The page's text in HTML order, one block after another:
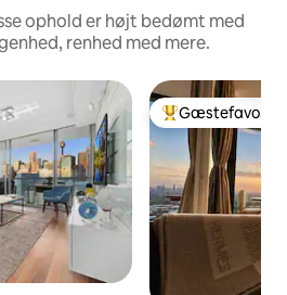
ophold er højt bedømt med
renhed med mere.
Bedste
Gæstefavorit